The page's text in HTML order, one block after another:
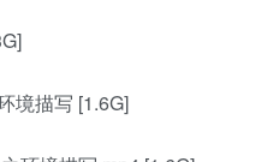
境描写 [1.6G]